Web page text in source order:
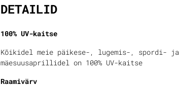
DETAILID
100% UV-kaitse
Kõikidel meie päikese-, lugemis-, spordi- ja
mäesuusaprillidel on 100% UV-kaitse
Raamivärv